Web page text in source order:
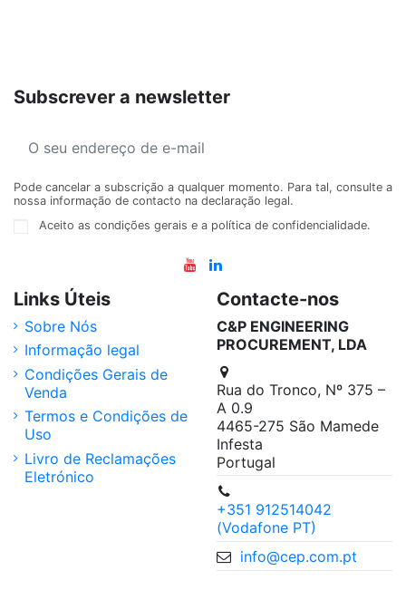
Subscrever a newsletter
Pode cancelar a subscrição a qualquer momento. Para tal, consulte a
nossa informação de contacto na declaração legal.
Aceito as condições gerais e a política de confidencialidade.
Links Úteis
Sobre Nós
Informação legal
Condições Gerais de
Venda
Termos e Condições de
Uso
Livro de Reclamações
Eletrónico
Contacte-nos
C&P ENGINEERING
PROCUREMENT, LDA
Rua do Tronco, Nº 375 –
A 0.9
4465-275 São Mamede
Infesta
Portugal
+351 912514042
(Vodafone PT)
info@cep.com.pt